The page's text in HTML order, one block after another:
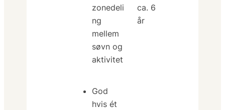
zonedeli
ng
mellem
søvn og
aktivitet
ca. 6
år
God
hvisét